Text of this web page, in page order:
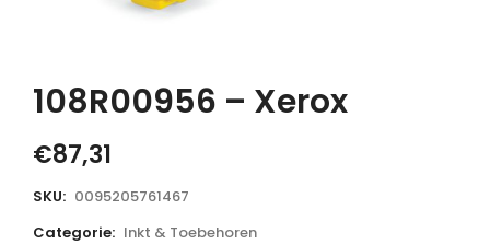
108R00956 – Xerox
€87,31
SKU: 0095205761467
Categorie: Inkt & Toebehoren